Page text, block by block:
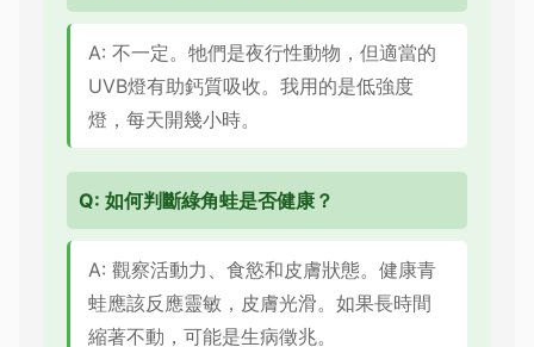
A: 不一定。牠們是夜行性動物，但適當的
UVB燈有助鈣質吸收。我用的是低強度
燈，每天開幾小時。
Q: 如何判斷綠角蛙是否健康？
A: 觀察活動力、食慾和皮膚狀態。健康青
蛙應該反應靈敏，皮膚光滑。如果長時間
縮著不動，可能是生病徵兆。